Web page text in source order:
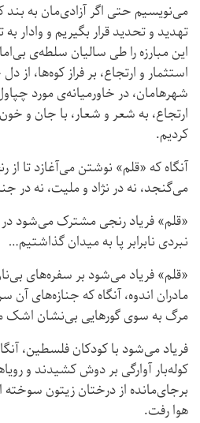
می‌نویسیم حتی اگر آزادی‌مان به
تهدید و تحدید قرار بگیریم و وادار
این مبارزه را طی سالیان سلطه‌ی
استثمار و ارتجاع، بر فراز کوه‌ها،
شهرهامان، در خاورمیانه‌ی مورد
ارتجاع، به شعر و شعار، با جان و
کردیم.
آنگاه که «قلم» نوشتن می‌آغازد تا از
می‌گنجد، نه در نژاد و ملیت، نه در
«قلم» فریاد رنجی مشترک می‌شود در
نبردی نابرابر پا به میدان گذاشتیم…
«قلم» فریاد می‌شود بر سفره‌های
مادران اندوه، آنگاه که جنازه‌های آن
مرگ به سوی گورهایی بی‌نشان اشک
فریاد می‌شود با کودکان فلسطین،
کوله‌بار آوارگی بر دوش کشیدند و
برجای‌مانده از درختان زیتون
هوا رفت.